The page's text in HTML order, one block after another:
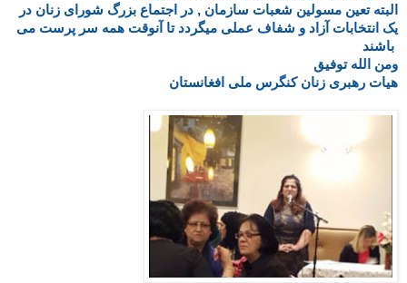
البته تعین مسولین شعبات سازمان , در اجتماع بزرگ شورای زنان در
یک انتخابات آزاد و شفاف عملی میگردد تا آنوقت همه سر پرست می
ومن الله توفیق
هیات رهبری زنان کنگرس ملی افغانستان